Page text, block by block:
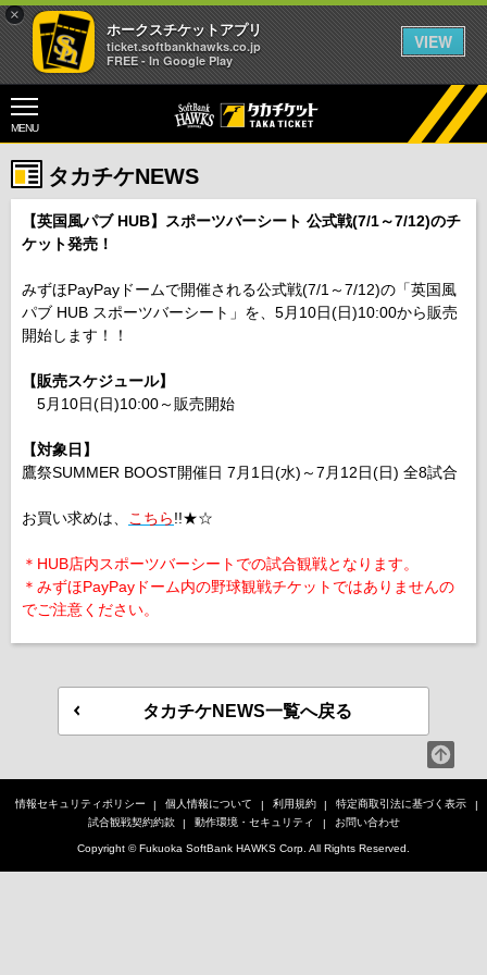
×
ホークスチケットアプリ
ticket.softbankhawks.co.jp
FREE - In Google Play
VIEW
MENU
タカチケNEWS
【英国風パブ HUB】スポーツバーシート 公式戦(7/1～7/12)のチ
ケット発売！
みずほPayPayドームで開催される公式戦(7/1～7/12)の「英国風
パブ HUB スポーツバーシート」を、5月10日(日)10:00から販売
開始します！！
【販売スケジュール】
5月10日(日)10:00～販売開始
【対象日】
鷹祭SUMMER BOOST開催日 7月1日(水)～7月12日(日) 全8試合
お買い求めは、 こちら!!★☆
＊HUB店内スポーツバーシートでの試合観戦となります。
＊みずほPayPayドーム内の野球観戦チケットではありませんの
でご注意ください。
タカチケNEWS一覧へ戻る
情報セキュリティポリシー 個人情報について 利用規約
特定商取引法に基づく表示
試合観戦契約約款
動作環境・セキュリティ お問い合わせ
Copyright © Fukuoka SoftBank HAWKS Corp. All Rights Reserved.